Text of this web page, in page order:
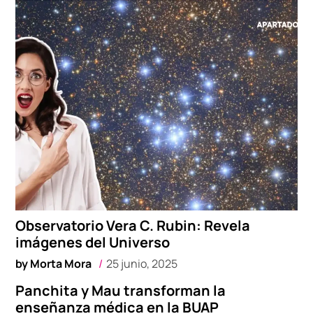
Observatorio Vera C. Rubin: Revela
imágenes del Universo
byMorta Mora 25 junio, 2025
Panchita y Mau transforman la
enseñanza médica en la BUAP